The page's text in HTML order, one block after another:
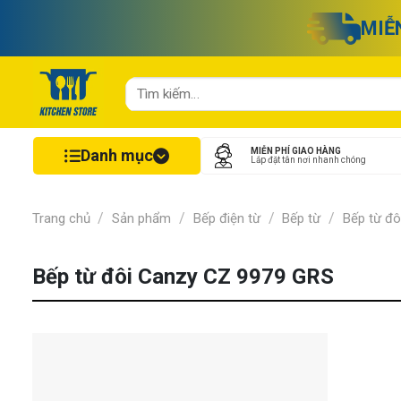
nội
Tìm
kiếm:
Danh mục
MIỄN PHÍ GIAO HÀNG
Lắp đặt tân nơi nhanh chóng
Trang chủ / Sản phẩm / Bếp điện từ / Bếp từ / Bếp từ
Bếp từ đôi Canzy CZ 9979 GRS